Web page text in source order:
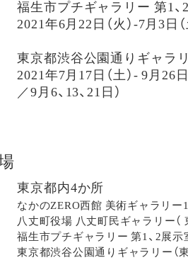
福生市プチギャラリー 第1、
2021年6月22日（火）-7月3日
東京都渋谷公園通りギャラ
2021年7月17日（土）- 9月26
／9月6、13、21日）
東京都内4か所
なかのZERO西館 美術ギャラリー
八丈町役場 八丈町民ギャラリー（
福生市プチギャラリー 第1、2展示
東京都渋谷公園通りギャラリー